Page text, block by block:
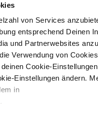
von Services
entsprechend Deinen
und Partnerwebsites
Verwendung von
Cookie-Einstellungen
Einstellungen ändern.
in
.